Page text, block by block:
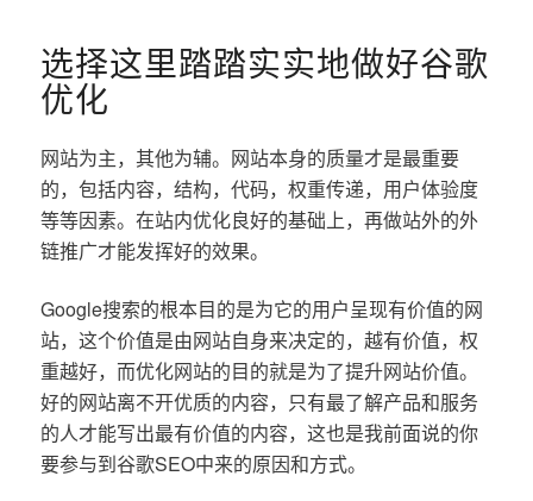
选择这里踏踏实实地做好谷歌
优化
网站为主，其他为辅。网站本身的质量才是最重要
的，包括内容，结构，代码，权重传递，用户体验度
等等因素。在站内优化良好的基础上，再做站外的外
链推广才能发挥好的效果。
Google搜索的根本目的是为它的用户呈现有价值的网
站，这个价值是由网站自身来决定的，越有价值，权
重越好，而优化网站的目的就是为了提升网站价值。
好的网站离不开优质的内容，只有最了解产品和服务
的人才能写出最有价值的内容，这也是我前面说的你
要参与到谷歌SEO中来的原因和方式。